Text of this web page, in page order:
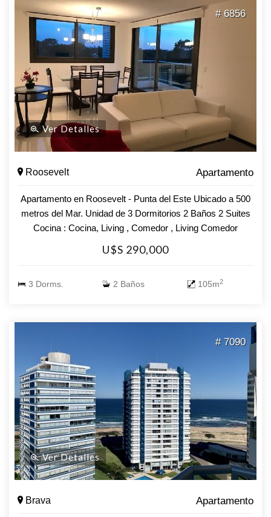
que cada rincón de tu hogar esté siempre impecable.
Relájate en el sauna o refréscate en la piscina, disfrutando
de momentos de bienestar sin salir de casa. Este
apartamento no solo es un lugar para vivir, sino un estilo de
vida. No dejes pasar esta oportunidad única. Consulta con
nuestros asesores y comienza a escribir tu nueva historia
en Roosevelt, Punta del Este. ¡Te esperamos!
# 6856
Ver Detalles
Roosevelt Apartamento
Apartamento en Roosevelt - Punta del Este Ubicado a 500
metros del Mar. Unidad de 3 Dormitorios 2 Baños 2 Suites
Cocina : Cocina, Living , Comedor , Living Comedor
,Equipamiento : Microondas - Lavarropas - Freezer -
Consulte con nuestros asesores.
U$S 290,000
3 Dorms. 2 Baños 105m2
# 7090
Ver Detalles
Brava Apartamento